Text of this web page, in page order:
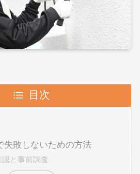
目次
失敗しないための方法
認と事前調査